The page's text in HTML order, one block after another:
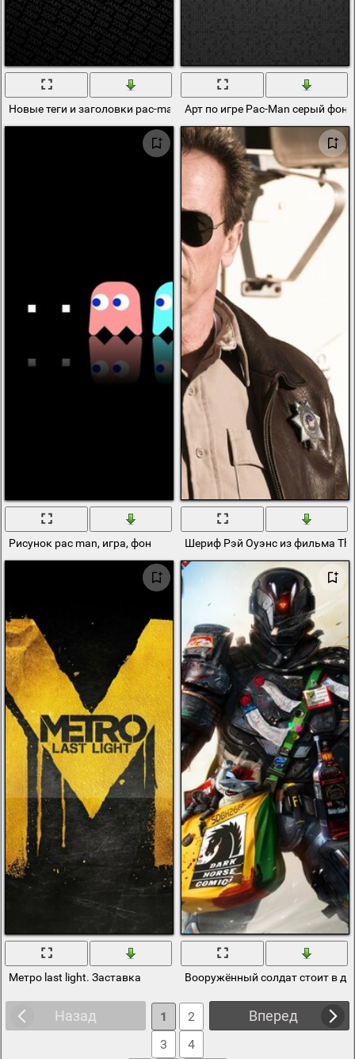
Новые теги и заголовки pac-man с яблокомАрт по игре Pac-Man серый фон
Рисунок pac man, игра, фон Шериф Рэй Оуэнс из фильма
Метро last light. Заставка Вооружённый солдат стоит в
Назад Вперед
1
2
3
4